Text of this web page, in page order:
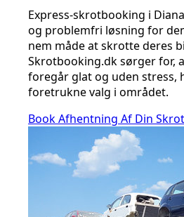
Express-skrotbooking i
og problemfri løsning for
nem måde at skrotte deres
Skrotbooking.dk sørger for,
foregår glat og uden stress,
foretrukne valg i området.
Book Afhentning Af Din